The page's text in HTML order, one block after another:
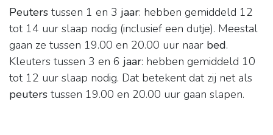
Peuters tussen 1 en 3 jaar: hebben gemiddeld 12
tot 14 uur slaap nodig (inclusief een dutje). Meestal
gaan ze tussen 19.00 en 20.00 uur naar bed.
Kleuters tussen 3 en 6 jaar: hebben gemiddeld 10
tot 12 uur slaap nodig. Dat betekent dat zij net als
peuters tussen 19.00 en 20.00 uur gaan slapen.